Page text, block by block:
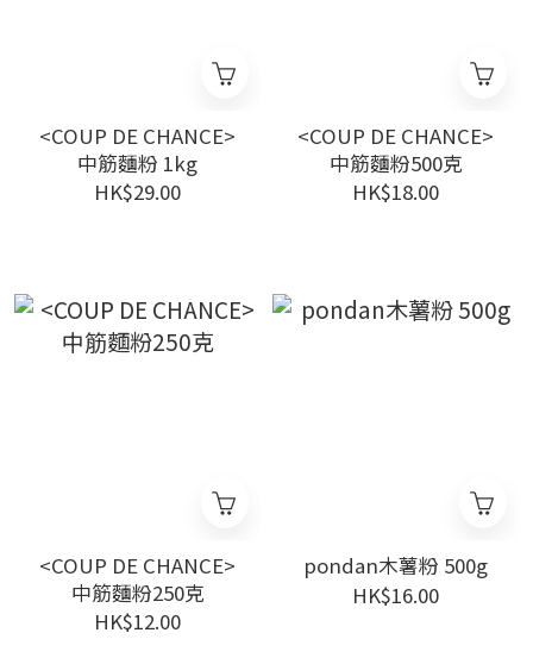
<COUP DE CHANCE>
中筋麵粉 1kg
HK$29.00
<COUP DE CHANCE>
中筋麵粉500克
HK$18.00
<COUP DE CHANCE>
中筋麵粉250克
HK$12.00
pondan木薯粉 500g
HK$16.00